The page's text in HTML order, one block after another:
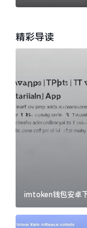
精彩导读
imtoken钱包安卓